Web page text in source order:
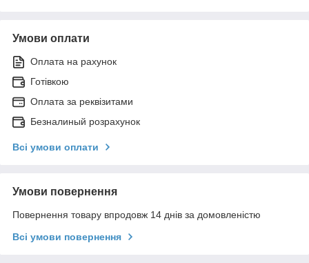
Умови оплати
Оплата на рахунок
Готівкою
Оплата за реквізитами
Безналиный розрахунок
Всі умови оплати
Умови повернення
Повернення товару впродовж 14 днів за домовленістю
Всі умови повернення